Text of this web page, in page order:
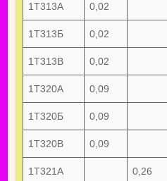
1Т313А 0,02
1Т313Б 0,02
1Т313В 0,02
1Т320А 0,09
1Т320Б 0,09
1Т320В 0,09
1Т321А 0,26